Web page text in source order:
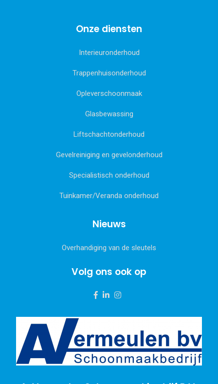
Onze diensten
Interieuronderhoud
Trappenhuisonderhoud
Opleverschoonmaak
Glasbewassing
Liftschachtonderhoud
Gevelreiniging en gevelonderhoud
Specialistisch onderhoud
Tuinkamer/Veranda onderhoud
Nieuws
Overhandiging van de sleutels
Volg ons ook op